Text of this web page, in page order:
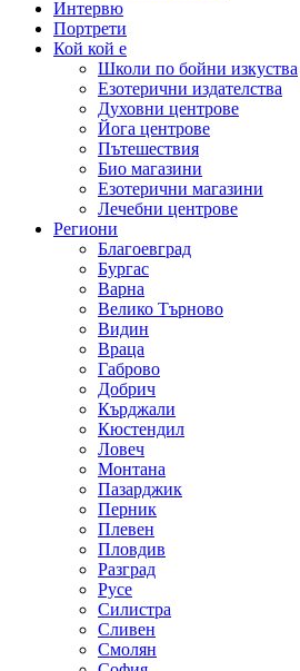
Интервю
Портрети
Кой кой е
Школи по бойни изкуства
Езотерични издателства
Духовни центрове
Йога центрове
Пътешествия
Био магазини
Езотерични магазини
Лечебни центрове
Региони
Благоевград
Бургас
Варна
Велико Търново
Видин
Враца
Габрово
Добрич
Кърджали
Кюстендил
Ловеч
Монтана
Пазарджик
Перник
Плевен
Пловдив
Разград
Русе
Силистра
Сливен
Смолян